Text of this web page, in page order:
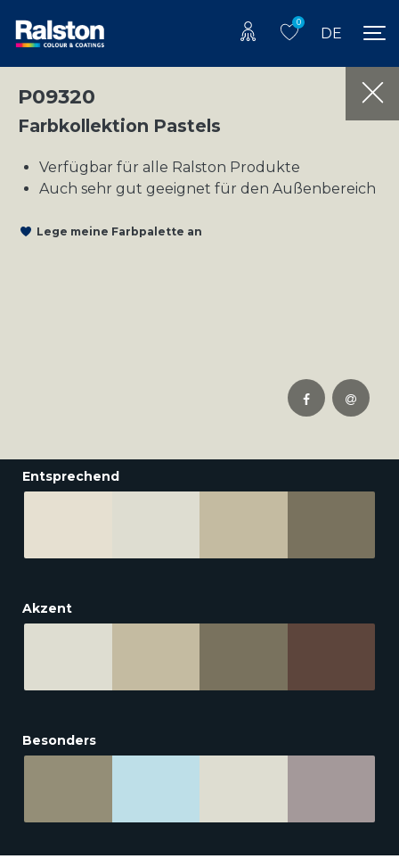
0
DE
P09320
Farbkollektion Pastels
Verfügbar für alle Ralston Produkte
Auch sehr gut geeignet für den Außenbereich
Lege meine Farbpalette an
Entsprechend
Akzent
Besonders